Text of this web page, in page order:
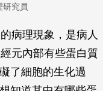
研究員
病理現象，是病人
元內部有些蛋白質
了細胞的生化過